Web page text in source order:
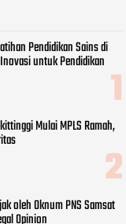
Pendidikan Sains di
untuk Pendidikan
Mulai MPLS Ramah,
oleh Oknum PNS Samsat
Opinion